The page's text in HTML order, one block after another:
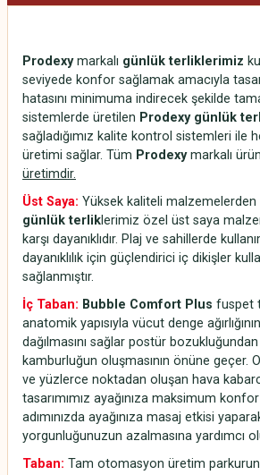
Prodexymarkalı günlük terliklerimiz
seviyede konfor sağlamak amacıyla
hatasını minimuma indirecek şekilde
sistemlerde üretilen Prodexy günlük
sağladığımız kalite kontrol sistemleri ile
üretimi sağlar. Tüm Prodexymarkalı
üretimdir.
Üst Saya: Yüksek kaliteli malzemelerden
günlük terliklerimiz özel üst saya
karşı dayanıklıdır. Plaj ve sahillerde
dayanıklılık için güçlendirici iç dikişler
sağlanmıştır.
İç Taban: Bubble Comfort Plus fuspet
anatomik yapısıyla vücut denge
dağılmasını sağlar postür bozukluğundan
kamburluğun oluşmasının önüne geçer.
ve yüzlerce noktadan oluşan hava
tasarımımız ayağınıza maksimum
adımınızda ayağınıza masaj etkisi
yorgunluğunuzun azalmasına yardımcı
Taban: Tam otomasyon üretim